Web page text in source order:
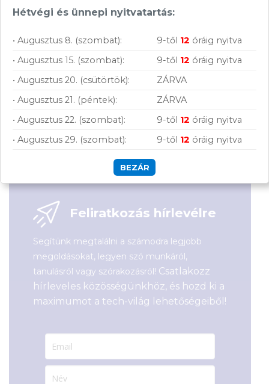
KOSÁRBA
Rendelésre
Összevet
KOSÁRBA
Gigabyte Z790
EAGLE AX alaplap
Cikkszám: Z790 EAGLE AX
Intel
Gyártó:
Garanciaidő:36 hónap
Raktáron
Összevet
KOSÁRBA
ASRock B760M PRO
RS alaplap
Cikkszám:
Kategória:
Intel
Garanciaidő:24 hónap
Feliratkozás hírlevélre
Segítünk megtalálni a számodra legjobb
megoldásokat, legyen szó munkáról,
tanulásról vagy szórakozásról! Csatlakozz
hírleveles közösségünkhöz, és hozd ki a
maximumot a tech-világ lehetőségeiből!
Hétvégi és ünnepi nyitvatartás:
• Augusztus 8. (szombat): 9-től 12 óráig nyitva
• Augusztus 15. (szombat):
9-től 12 óráig nyitva
• Augusztus 20. (csütörtök):
ZÁRVA
• Augusztus 21. (péntek):
ZÁRVA
• Augusztus 22. (szombat):
9-től 12 óráig nyitva
• Augusztus 29. (szombat):
9-től 12 óráig nyitva
BEZÁR